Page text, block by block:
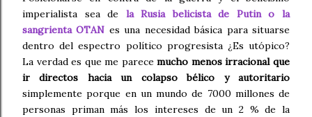
imperialista sea de la Rusia belicista de Putin o la
sangrienta OTAN es una necesidad básica para situarse
dentro del espectro político progresista ¿Es utópico?
La verdad es que me parecemucho menos irracional que
ir directos
hacia un colapso bélico y autoritario
simplemente porque en un mundo de 7000 millones de
personas priman más los intereses de un 2 % de la